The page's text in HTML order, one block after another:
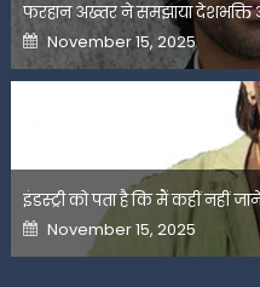
फरहान अख्तर ने समझाया
Posted
on
November 15, 2025
इंडस्ट्री को पता है कि मैं कहीं नहीं
Posted
on
November 15, 2025